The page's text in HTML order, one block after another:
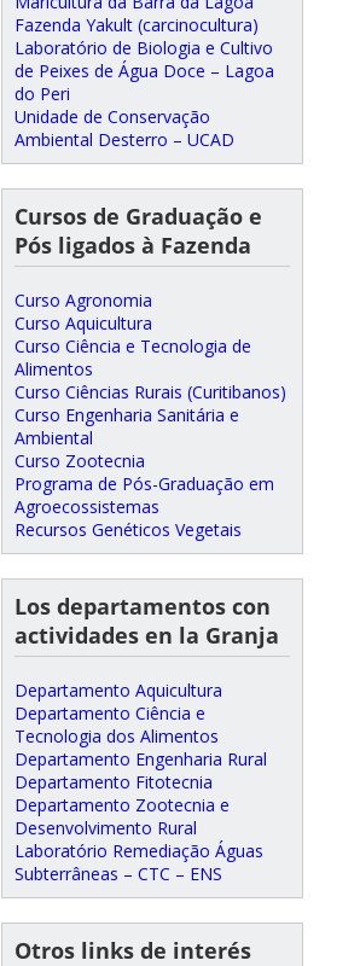
Fazenda Yakult (carcinocultura)
Laboratório de Biologia e Cultivo
de Peixes de Água Doce – Lagoa
do Peri
Unidade de Conservação
Ambiental Desterro – UCAD
Cursos de Graduação e
Pós ligados à Fazenda
Curso Agronomia
Curso Aquicultura
Curso Ciência e Tecnologia de
Alimentos
Curso Ciências Rurais (Curitibanos)
Curso Engenharia Sanitária e
Ambiental
Curso Zootecnia
Programa de Pós-Graduação em
Agroecossistemas
Recursos Genéticos Vegetais
Los departamentos con
actividades en la Granja
Departamento Aquicultura
Departamento Ciência e
Tecnologia dos Alimentos
Departamento Engenharia Rural
Departamento Fitotecnia
Departamento Zootecnia e
Desenvolvimento Rural
Laboratório Remediação Águas
Subterrâneas – CTC – ENS
Otros links de interés